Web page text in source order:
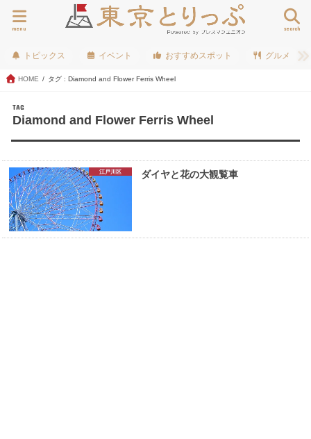
search
menu
トピックス イベント おすすめスポット グルメ
HOME タグ : Diamond and Flower Ferris Wheel
TAG
Diamond and Flower Ferris Wheel
江戸川区 ダイヤと花の大観覧車